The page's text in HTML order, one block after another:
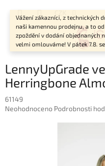
Vážení zákazníci, z technických
naši kamennou prodejnu, a to
zpoždění v dodání objednaných
velmi omlouváme! V pátek 7.8.
CZK
LennyUpGrade
Herringbone
61149
Průměrné
Neohodnoceno Podrobnosti